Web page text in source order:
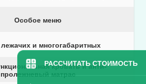
РАССЧИТАТЬ СТОИМОСТЬ
Особое меню
и многогабаритных
кровать и анти-
пролежневый матрас